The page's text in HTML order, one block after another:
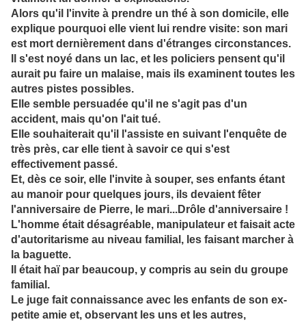
Alors qu'il l'invite à prendre un thé à son domicile, elle
explique pourquoi elle vient lui rendre visite: son mari
est mort dernièrement dans d'étranges circonstances.
Il s'est noyé dans un lac, et les policiers pensent qu'il
aurait pu faire un malaise, mais ils examinent toutes les
autres pistes possibles.
Elle semble persuadée qu'il ne s'agit pas d'un
accident, mais qu'on l'ait tué.
Elle souhaiterait qu'il l'assiste en suivant l'enquête de
très près, car elle tient à savoir ce qui s'est
effectivement passé.
Et, dès ce soir, elle l'invite à souper, ses enfants étant
au manoir pour quelques jours, ils devaient fêter
l'anniversaire de Pierre, le mari...Drôle d'anniversaire !
L'homme était désagréable, manipulateur et faisait acte
d'autoritarisme au niveau familial, les faisant marcher à
la baguette.
Il était haï par beaucoup, y compris au sein du groupe
familial.
Le juge fait connaissance avec les enfants de son ex-
petite amie et, observant les uns et les autres,